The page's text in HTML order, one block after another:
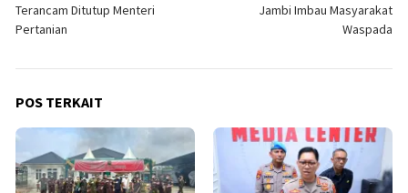
Terancam Ditutup Menteri
Pertanian
Jambi Imbau Masyarakat
Waspada
POS TERKAIT